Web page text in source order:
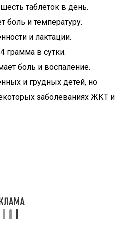
таблеток в день.
боль и температуру.
и лактации.
грамма в сутки.
боль и воспаление.
и грудных детей, но
заболеваниях ЖКТ и